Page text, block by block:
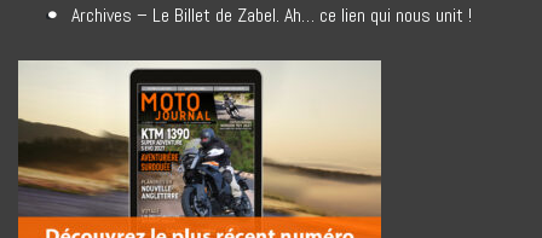
Archives – Le Billet de Zabel. Ah… ce lien qui nous unit !